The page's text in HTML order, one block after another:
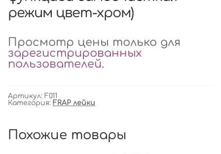
режим цвет-хром)
Просмотр цены только для
зарегистрированных
пользователей.
Артикул: F011
Категория: FRAP лейки
Похожие товары